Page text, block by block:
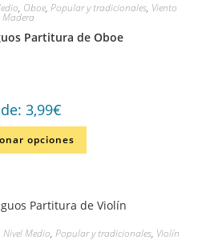
, Oboe, Popular y tradicionales, Viento
Madera
Partitura de Oboe
3,99€
opciones
Nivel Medio, Popular y tradicionales, Violín